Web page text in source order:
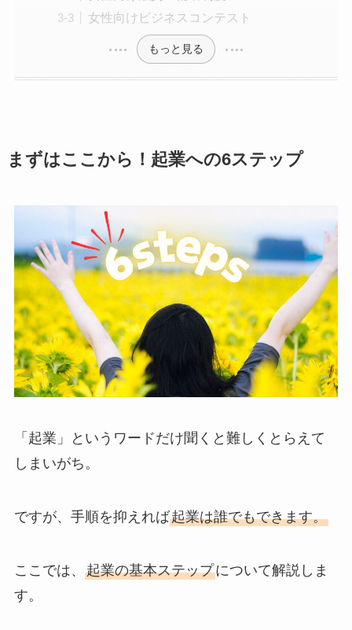
女性向けビジネスコンテスト
もっと見る
まずはここから！起業への6ステップ
「起業」というワードだけ聞くと難しくとらえて
しまいがち。
ですが、手順を抑えれば起業は誰でもできます。
ここでは、 起業の基本ステップについて解説しま
す。